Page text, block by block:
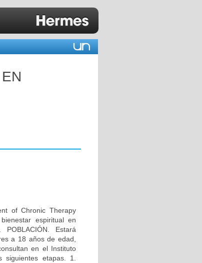
of Chronic Therapy
espiritual en
POBLACIÓN. Estará
a 18 años de edad,
en el Instituto
siguientes etapas. 1.